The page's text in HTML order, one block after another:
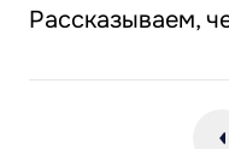
Рассказываем,